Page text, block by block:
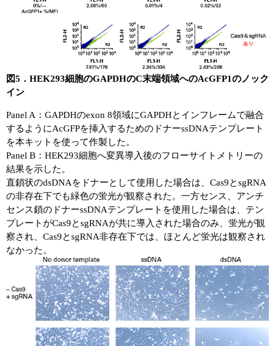
図5．HEK293細胞のGAPDHのC末端領域へのAcGFP1のノック
イン
Panel A：GAPDHのexon 8領域にGAPDHとインフレームで融合
するようにAcGFPを挿入するためのドナーssDNAテンプレート
を本キットを使って作製した。
Panel B：HEK293細胞へ変異導入後のフローサイトメトリーの
結果を示した。
直鎖状のdsDNAをドナーとして使用した場合は、Cas9とsgRNA
の非存在下でも緑色の蛍光が観察された。一方センス、アンチ
センス鎖のドナーssDNAテンプレートを使用した場合は、テン
プレートがCas9とsgRNAが共に導入された場合のみ、蛍光が観
察され、Cas9とsgRNA非存在下では、ほとんど蛍光は観察され
なかった。